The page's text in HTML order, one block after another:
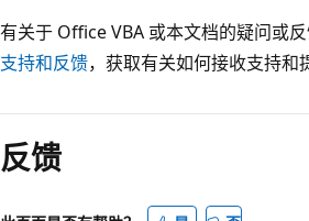
有关于 Office VBA 或本文档的疑问或
支持和反馈，获取有关如何接收支持和
反馈